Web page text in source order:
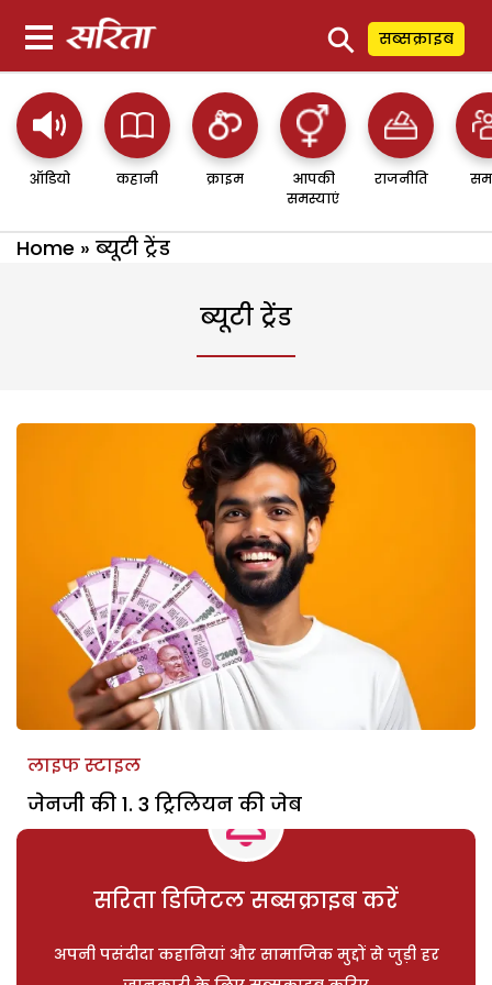
⚲ सब्सक्राइब
ऑडियो कहानी क्राइम
आपकी
समस्याएं
राजनीति
Home » ब्यूटी ट्रेंड
ब्यूटी ट्रेंड
लाइफ स्टाइल
जेनजी की 1. 3 ट्रिलियन की जेब
सरिता डिजिटल सब्सक्राइब करें
अपनी पसंदीदा कहानियां और सामाजिक मुद्दों से जुड़ी हर